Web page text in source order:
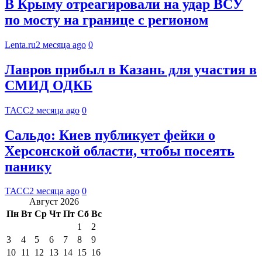
В Крыму отреагировали на удар ВСУ
по мосту на границе с регионом
Lenta.ru2 месяца ago 0
Лавров прибыл в Казань для участия в
СМИД ОДКБ
ТАСС2 месяца ago 0
Сальдо: Киев публикует фейки о
Херсонской области, чтобы посеять
панику
ТАСС2 месяца ago 0
Август 2026
Пн Вт Ср Чт Пт Сб Вс
1
2
3
4 5 6 7 8
9
10 11 12 13 14 15 16